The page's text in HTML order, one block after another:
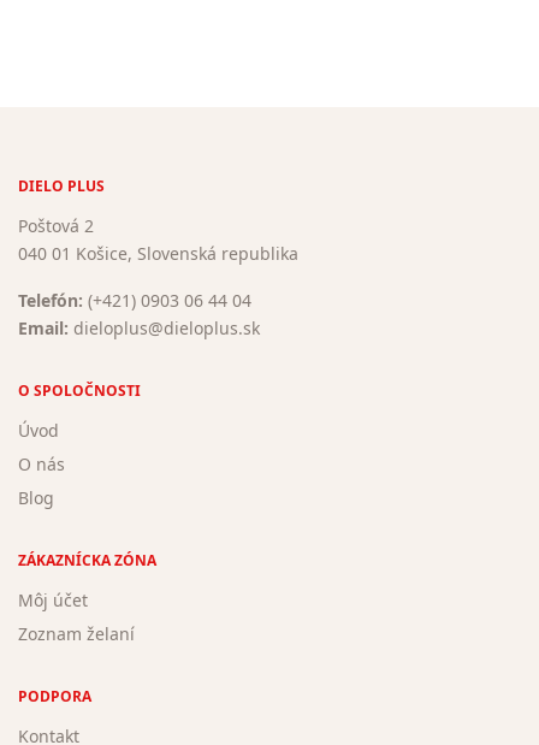
DIELO PLUS
Poštová 2
040 01 Košice, Slovenská republika
Telefón: (+421) 0903 06 44 04
Email: dieloplus@dieloplus.sk
O SPOLOČNOSTI
Úvod
O nás
Blog
ZÁKAZNÍCKA ZÓNA
Môj účet
Zoznam želaní
PODPORA
Kontakt